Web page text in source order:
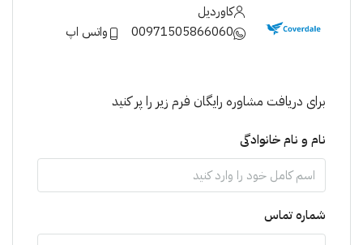
کاوردیل
00971505866060
واتس اپ
برای دریافت مشاوره رایگان فرم زیر را پر کنید
نام و نام خانوادگی
شماره تماس